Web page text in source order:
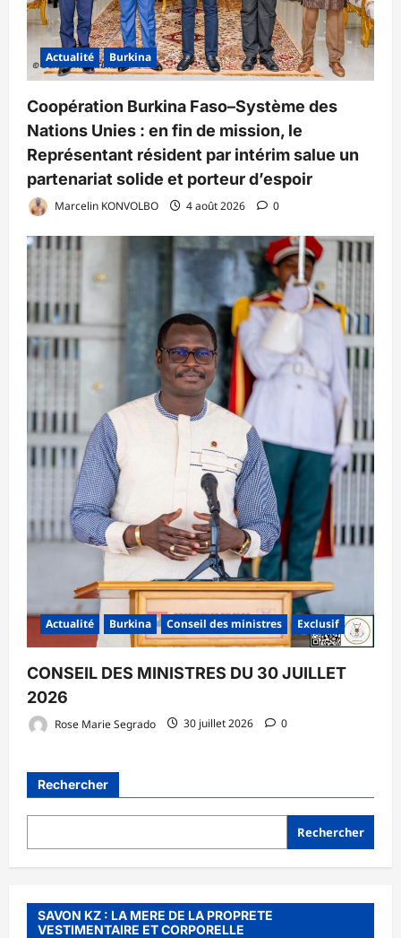
Actualité Burkina
Coopération Burkina Faso–Système des
Nations Unies : en fin de mission, le
Représentant résident par intérim salue un
partenariat solide et porteur d’espoir
Marcelin KONVOLBO 4 août 2026 0
Actualité Burkina Conseil des ministres Exclusif
CONSEIL DES MINISTRES DU 30 JUILLET
2026
Rose Marie Segrado 30 juillet 2026 0
Rechercher
Rechercher
SAVON KZ : LA MERE DE LA PROPRETE
VESTIMENTAIRE ET CORPORELLE